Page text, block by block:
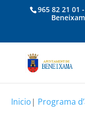
965 82 21 01
Inicio| Programa